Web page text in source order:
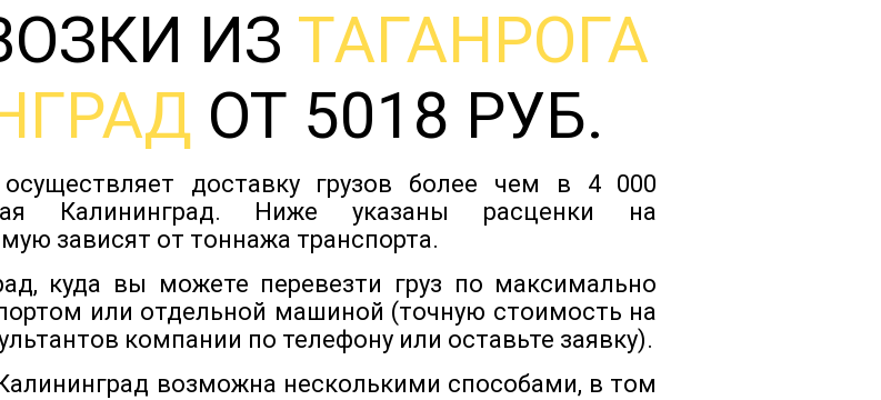
Тарифы
Отзывы
Статьи
Новости
Документы
ИЗ ТАГАНРОГА
ОТ 5018 РУБ.
доставку грузов более чем в 4 000
Калининград. Ниже указаны расценки на
зависят от тоннажа транспорта.
куда вы можете перевезти груз по максимально
или отдельной машиной (точную стоимость на
компании по телефону или оставьте заявку).
возможна несколькими способами, в том